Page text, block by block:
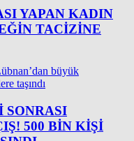
YAPAN KADIN
TACIZINE
500 BIN KIŞI